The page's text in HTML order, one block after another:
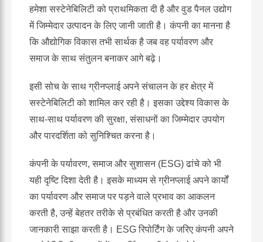
हमेशा सस्टेनेबिलिटी को प्राथमिकता दी है और वुड पैनल उद्योग
में जिम्मेदार उत्पादन के लिए जानी जाती है। कंपनी का मानना है
कि औद्योगिक विकास तभी सार्थक है जब वह पर्यावरण और
समाज के साथ संतुलन बनाकर आगे बढ़े।
इसी सोच के साथ ग्रीनप्लाई अपने संचालन के हर क्षेत्र में
सस्टेनेबिलिटी को शामिल कर रही है। इसका उद्देश्य विकास के
साथ-साथ पर्यावरण की सुरक्षा, संसाधनों का जिम्मेदार उपयोग
और पारदर्शिता को सुनिश्चित करना है।
कंपनी के पर्यावरण, समाज और सुशासन (ESG) ढांचे को भी
यही दृष्टि दिशा देती है। इसके माध्यम से ग्रीनप्लाई अपने कार्यों
का पर्यावरण और समाज पर पड़ने वाले प्रभाव का आकलन
करती है, उन्हें बेहतर तरीके से प्रबंधित करती है और उनकी
जानकारी साझा करती है। ESG रिपोर्टिंग के जरिए कंपनी अपने